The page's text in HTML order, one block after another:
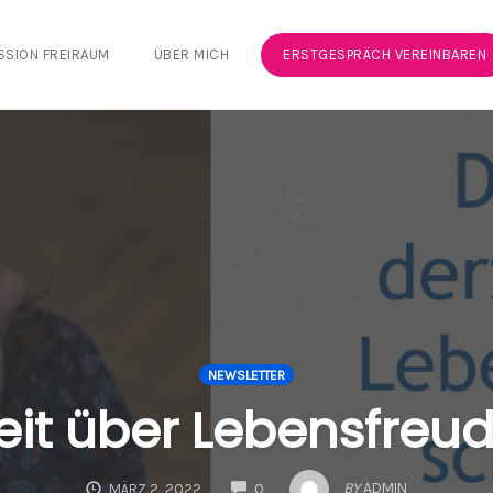
FREIRAUM ÜBER MICH ERSTGESPRÄCH VEREINBAREN
NEWSLETTER
über
MÄRZ 2, 2022 0
COMMENTS
BY ADMIN